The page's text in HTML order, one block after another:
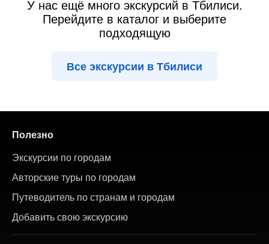
У нас ещё много экскурсий в Тбилиси.
Перейдите в каталог и выберите
подходящую
Все экскурсии в Тбилиси
Полезно
Экскурсии по городам
Авторские туры по городам
Путеводитель по странам и городам
Добавить свою экскурсию